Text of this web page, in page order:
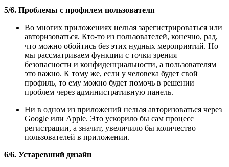
5/6. Проблемы с профилем пользователя
Во многих приложениях нельзя зарегистрироваться или
авторизоваться. Кто-то из пользователей, конечно, рад,
что можно обойтись без этих нудных мероприятий. Но
мы рассматриваем функции с точки зрения
безопасности и конфиденциальности, а пользователям
это важно. К тому же, если у человека будет свой
профиль, то ему можно будет помочь в решении
проблем через административную панель.
Ни в одном из приложений нельзя авторизоваться через
Google или Apple. Это ускорило бы сам процесс
регистрации, а значит, увеличило бы количество
пользователей в приложении.
6/6. Устаревший дизайн